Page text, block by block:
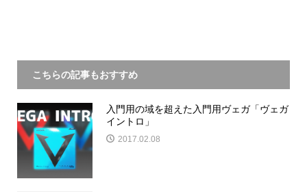
こちらの記事もおすすめ
入門用の域を超えた入門用ヴェガ「ヴェガ
イントロ」
2017.02.08